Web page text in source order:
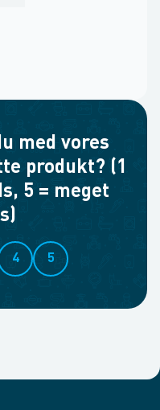
med vores
produkt? (1
5 = meget
4 5